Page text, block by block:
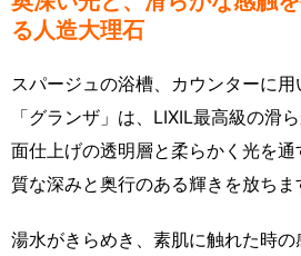
る人造大理石
スパージュの浴槽、カウンターに
「グランザ」は、LIXIL最高級の滑
面仕上げの透明層と柔らかく光を
質な深みと奥行のある輝きを放ちま
湯水がきらめき、素肌に触れた時